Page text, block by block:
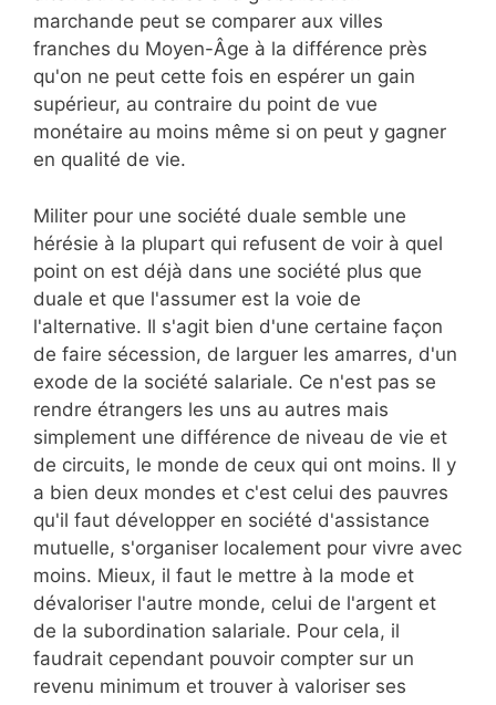
marchande peut se comparer aux villes
franches du Moyen-Âge à la différence près
qu'on ne peut cette fois en espérer un gain
supérieur, au contraire du point de vue
monétaire au moins même si on peut y gagner
en qualité de vie.
Militer pour une société duale semble une
hérésie à la plupart qui refusent de voir à quel
point on est déjà dans une société plus que
duale et que l'assumer est la voie de
l'alternative. Il s'agit bien d'une certaine façon
de faire sécession, de larguer les amarres, d'un
exode de la société salariale. Ce n'est pas se
rendre étrangers les uns au autres mais
simplement une différence de niveau de vie et
de circuits, le monde de ceux qui ont moins. Il y
a bien deux mondes et c'est celui des pauvres
qu'il faut développer en société d'assistance
mutuelle, s'organiser localement pour vivre avec
moins. Mieux, il faut le mettre à la mode et
dévaloriser l'autre monde, celui de l'argent et
de la subordination salariale. Pour cela, il
faudrait cependant pouvoir compter sur un
revenu minimum et trouver à valoriser ses